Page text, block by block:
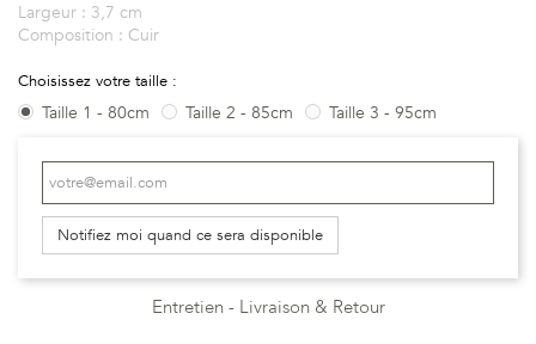
Largeur : 3,7 cm
Composition : Cuir
Choisissez votre taille :
Taille 1 - 80cm Taille 2 - 85cm Taille 3 - 95cm
Notifiez moi quand ce sera disponible
Entretien
Livraison & Retour